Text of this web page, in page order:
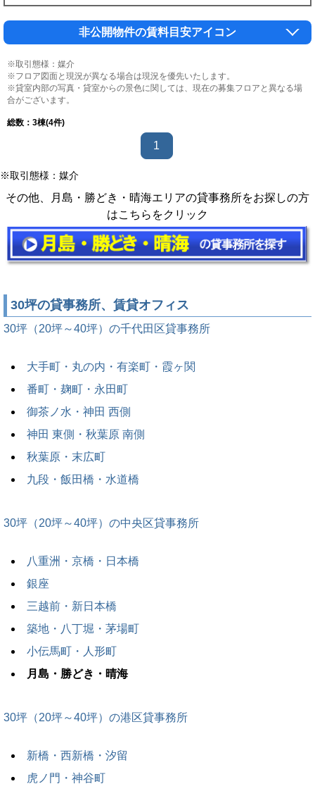
非公開物件の賃料目安アイコン
※取引態様：媒介
※フロア図面と現況が異なる場合は現況を優先いたします。
※貸室内部の写真・貸室からの景色に関しては、現在の募集フロアと異なる場
合がございます。
総数： 3棟(4件)
1
※取引態様：媒介
その他、月島・勝どき・晴海エリアの貸事務所をお探しの方
はこちらをクリック
30坪の貸事務所、賃貸オフィス
30坪（20坪～40坪）の千代田区貸事務所
大手町・丸の内・有楽町・霞ヶ関
番町・麹町・永田町
御茶ノ水・神田 西側
神田 東側・秋葉原 南側
秋葉原・末広町
九段・飯田橋・水道橋
30坪（20坪～40坪）の中央区貸事務所
八重洲・京橋・日本橋
銀座
三越前・新日本橋
築地・八丁堀・茅場町
小伝馬町・人形町
月島・勝どき・晴海
30坪（20坪～40坪）の港区貸事務所
新橋・西新橋・汐留
虎ノ門・神谷町